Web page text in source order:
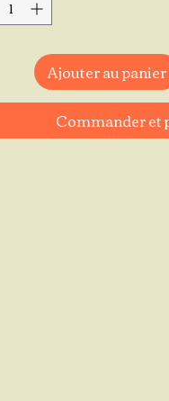
Ajouter au panier
Commander et